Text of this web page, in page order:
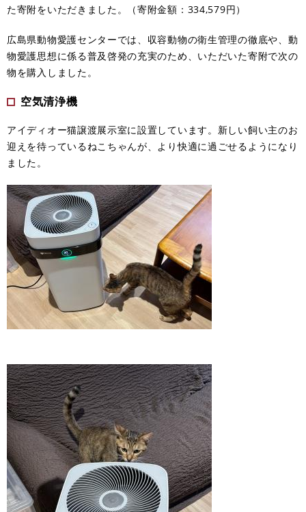
た寄附をいただきました。（寄附金額：334,579円）
広島県動物愛護センターでは、収容動物の衛生管理の徹底や、動
物愛護思想に係る普及啓発の充実のため、いただいた寄附で次の
物を購入しました。
空気清浄機
アイディオー猫譲渡展示室に設置しています。新しい飼い主のお
迎えを待っているねこちゃんが、より快適に過ごせるようになり
ました。